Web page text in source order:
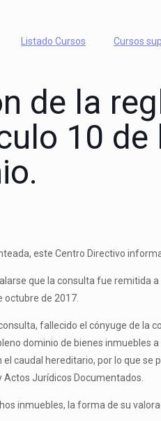
Listado Cursos Cursos
de la
10 de
este Centro Directivo
que la consulta fue remitida
octubre de 2017.
fallecido el cónyuge de la
dominio de bienes inmuebles
caudal hereditario, por lo que
Jurídicos Documentados.
inmuebles, la forma de su